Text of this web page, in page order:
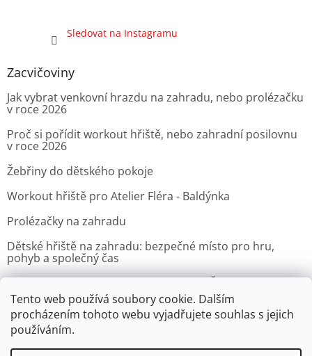
Tento web používá soubory cookie. Dalším
procházením tohoto webu vyjadřujete souhlas s jejich
používáním.
Sledovat na Instagramu
Zacvičoviny
Jak vybrat venkovní hrazdu na zahradu, nebo prolézačku
v roce 2026
Proč si pořídit workout hřiště, nebo zahradní posilovnu
v roce 2026
Žebřiny do dětského pokoje
Workout hřiště pro Atelier Fléra - Baldýnka
Prolézačky na zahradu
Dětské hřiště na zahradu: bezpečné místo pro hru,
pohyb a společný čas
republiky v Praze
ARCHIV